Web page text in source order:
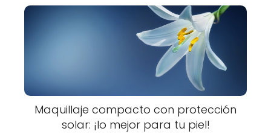
Maquillaje compacto con protección
solar: ¡lo mejor para tu piel!